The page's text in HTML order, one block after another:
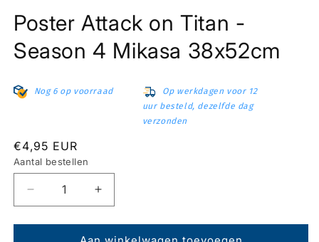
openen
in
modaal
Poster Attack on Titan -
Season 4 Mikasa 38x52cm
Nog 6 op voorraad
Op werkdagen voor 12
uur besteld, dezelfde dag
verzonden
Normale
prijs
€4,95 EUR
Aantal bestellen
Aantal
verlagen
voor
Aantal
verhogen
voor